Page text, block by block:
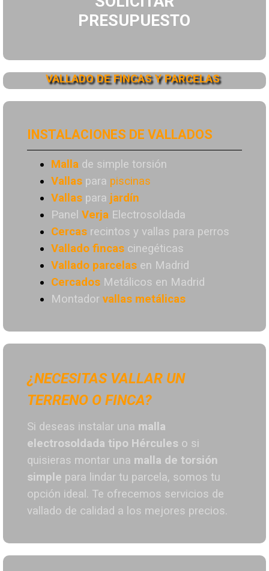
PRESUPUESTO
VALLADO DE FINCAS Y PARCELAS
INSTALACIONES DE VALLADOS
Malla de simple torsión
Vallas para piscinas
Vallas para jardín
Panel Verja Electrosoldada
Cercas recintos y vallas para perros
Vallado fincas cinegéticas
Vallado parcelas en Madrid
Cercados Metálicos en Madrid
Montador vallas metálicas
¿NECESITAS VALLAR UN
TERRENO O FINCA?
Si deseas instalar una malla
electrosoldada tipo Hércules o si
quisieras montar una malla de torsión
simple para lindar tu parcela, somos tu
opción ideal. Te ofrecemos servicios de
vallado de calidad a los mejores precios.